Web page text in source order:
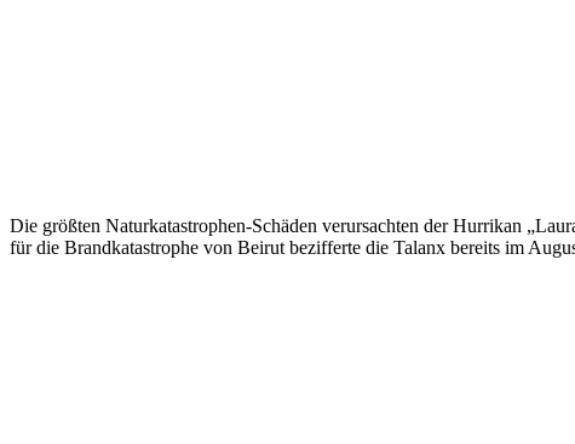
Die größten Naturkatastrophen-Schäden verursachten der Hurrikan
für die Brandkatastrophe von Beirut bezifferte die Talanx bereits im